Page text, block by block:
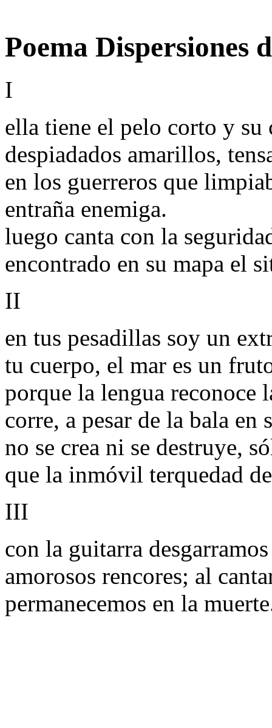
Poema Dispersiones
I
ella tiene el pelo corto y su
despiadados amarillos,
en los guerreros que
entraña enemiga.
luego canta con la
encontrado en su mapa el
II
en tus pesadillas soy un
tu cuerpo, el mar es un
porque la lengua reconoce
corre, a pesar de la bala en
no se crea ni se destruye,
que la inmóvil terquedad
III
con la guitarra
amorosos rencores; al
permanecemos en la